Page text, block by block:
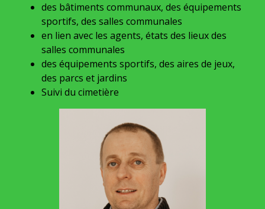
des bâtiments communaux, des équipements
sportifs, des salles communales
en lien avec les agents, états des lieux des
salles communales
des équipements sportifs, des aires de jeux,
des parcs et jardins
Suivi du cimetière